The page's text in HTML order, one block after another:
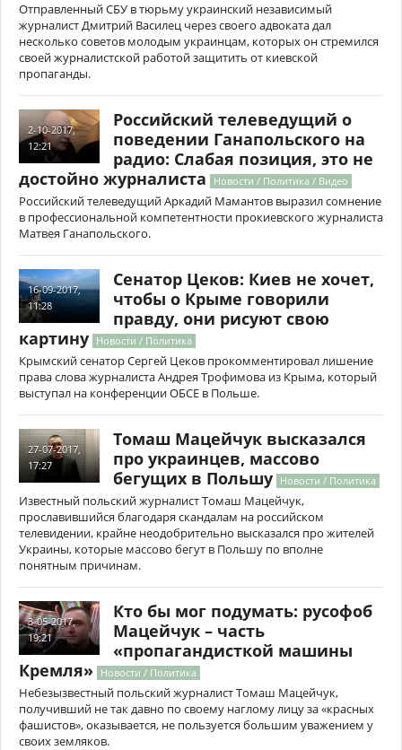
Отправленный СБУ в тюрьму украинский независимый
журналист Дмитрий Василец через своего адвоката дал
несколько советов молодым украинцам, которых он стремился
своей журналистской работой защитить от киевской
пропаганды.
2-10-2017,
12:21
Российский телеведущий о
поведении Ганапольского на
радио: Слабая позиция, это не
достойно журналиста
Новости / Политика / Видео
Российский телеведущий Аркадий Мамантов выразил сомнение
в профессиональной компетентности прокиевского журналиста
Матвея Ганапольского.
16-09-2017,
11:28
Сенатор Цеков: Киев не хочет,
чтобы о Крыме говорили
правду, они рисуют свою
картину Новости / Политика
Крымский сенатор Сергей Цеков прокомментировал лишение
права слова журналиста Андрея Трофимова из Крыма, который
выступал на конференции ОБСЕ в Польше.
27-07-2017,
17:27
Томаш Мацейчук высказался
про украинцев, массово
бегущих в Польшу Новости / Политика
Известный польский журналист Томаш Мацейчук,
прославившийся благодаря скандалам на российском
телевидении, крайне неодобрительно высказался про жителей
Украины, которые массово бегут в Польшу по вполне
понятным причинам.
3-05-2017,
19:21
Кто бы мог подумать: русофоб
Мацейчук – часть
«пропагандисткой машины
Кремля» Новости / Политика
Небезызвестный польский журналист Томаш Мацейчук,
получивший не так давно по своему наглому лицу за «красных
фашистов», оказывается, не пользуется большим уважением у
своих земляков.